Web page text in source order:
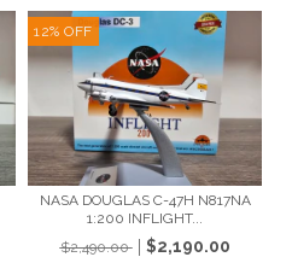
12% OFF
NASA DOUGLAS C-47H N817NA
1:200 INFLIGHT...
$2,490.00
$2,190.00